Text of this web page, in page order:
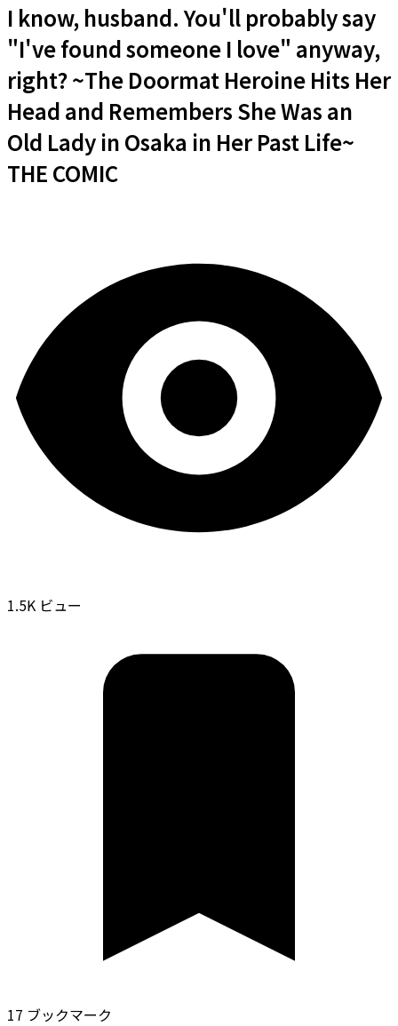
I know, husband. You'll probably say
"I've found someone I love" anyway,
right? ~The Doormat Heroine Hits Her
Head and Remembers She Was an
Old Lady in Osaka in Her Past Life~
THE COMIC
1.5K ビュー
17 ブックマーク